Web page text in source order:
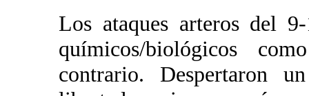
Los ataques arteros del
químicos/biológicos
contrario. Despertaron